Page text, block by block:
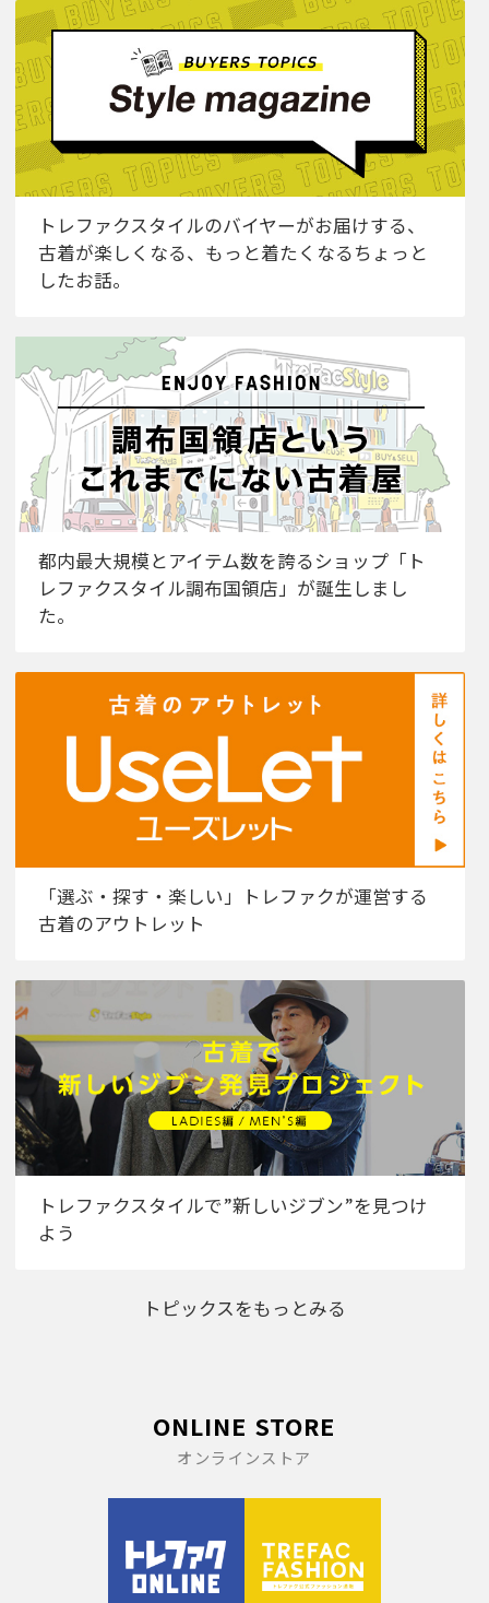
トレファクスタイルのバイヤーがお届けする、
古着が楽しくなる、もっと着たくなるちょっと
したお話。
都内最大規模とアイテム数を誇るショップ「ト
レファクスタイル調布国領店」が誕生しまし
た。
「選ぶ・探す・楽しい」トレファクが運営する
古着のアウトレット
トレファクスタイルで”新しいジブン”を見つけ
よう
トピックスをもっとみる
ONLINE STORE
オンラインストア